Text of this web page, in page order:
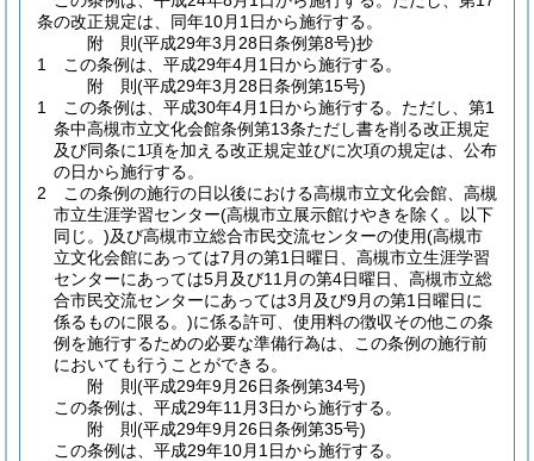
条の改正規定は、同年10月1日から施行する。
附 則(平成29年3月28日条例第8号)抄
1
この条例は、平成29年4月1日から施行する。
附 則(平成29年3月28日条例第15号)
1
この条例は、平成30年4月1日から施行する。 ただし、第1
条中高槻市立文化会館条例第13条ただし書を削る改正規定
及び同条に1項を加える改正規定並びに次項の規定は、公布
の日から施行する。
2
この条例の施行の日以後における高槻市立文化会館、高槻
市立生涯学習センター(高槻市立展示館けやきを除く。以下
同じ。)及び高槻市立総合市民交流センターの使用(高槻市
立文化会館にあっては7月の第1日曜日、高槻市立生涯学習
センターにあっては5月及び11月の第4日曜日、高槻市立総
合市民交流センターにあっては3月及び9月の第1日曜日に
係るものに限る。)に係る許可、使用料の徴収その他この条
例を施行するための必要な準備行為は、この条例の施行前
においても行うことができる。
附 則(平成29年9月26日条例第34号)
この条例は、平成29年11月3日から施行する。
附 則(平成29年9月26日条例第35号)
この条例は、平成29年10月1日から施行する。